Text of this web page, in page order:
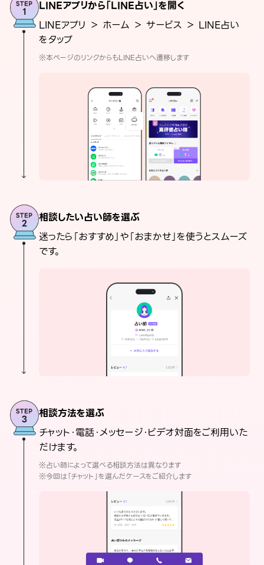
LINEアプリから「LINE占い」を開く
LINEアプリ ＞ ホーム ＞ サービス ＞ LINE占い
をタップ
※本ページのリンクからもLINE占いへ遷移します
相談したい占い師を選ぶ
迷ったら「おすすめ」や「おまかせ」を使うとスムーズ
です。
相談方法を選ぶ
チャット・電話・メッセージ・ビデオ対面をご利用いた
だけます。
※占い師によって選べる相談方法は異なります
※今回は「チャット」を選んだケースをご紹介します